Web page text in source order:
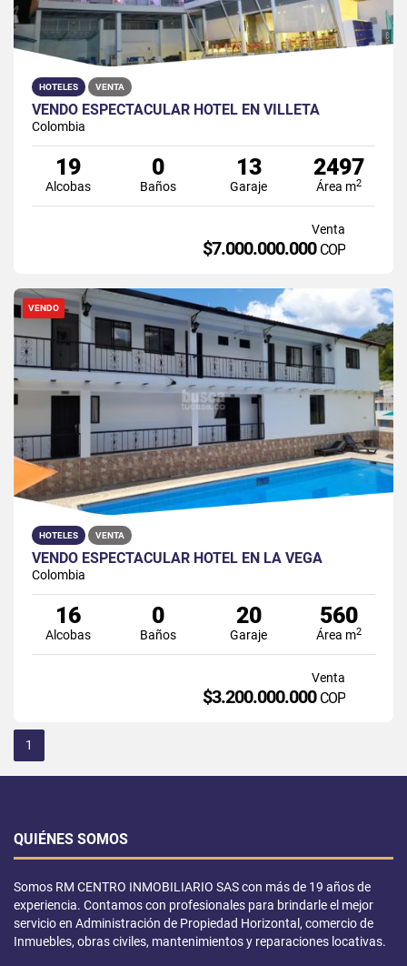
HOTELES VENTA
VENDO ESPECTACULAR HOTEL EN VILLETA
Colombia
19
Alcobas
0
Baños
13
Garaje
2497
Área m2
Venta
$7.000.000.000 COP
VENDO
HOTELES VENTA
VENDO ESPECTACULAR HOTEL EN LA VEGA
Colombia
16
Alcobas
0
Baños
20
Garaje
560
Área m2
Venta
$3.200.000.000 COP
1
QUIÉNES SOMOS
Somos RM CENTRO INMOBILIARIO SAS con más de 19 años de
experiencia. Contamos con profesionales para brindarle el mejor
servicio en Administración de Propiedad Horizontal, comercio de
Inmuebles, obras civiles, mantenimientos y reparaciones locativas.